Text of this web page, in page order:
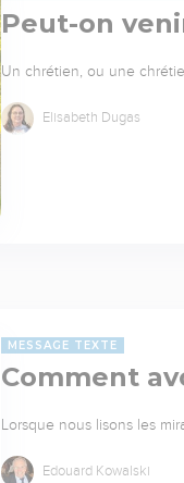
Peut-on
Un chrétien, ou une
Elisabeth Dugas
MESSAGE TEXTE
Comment
Lorsque nous lisons les
Edouard Kowalski